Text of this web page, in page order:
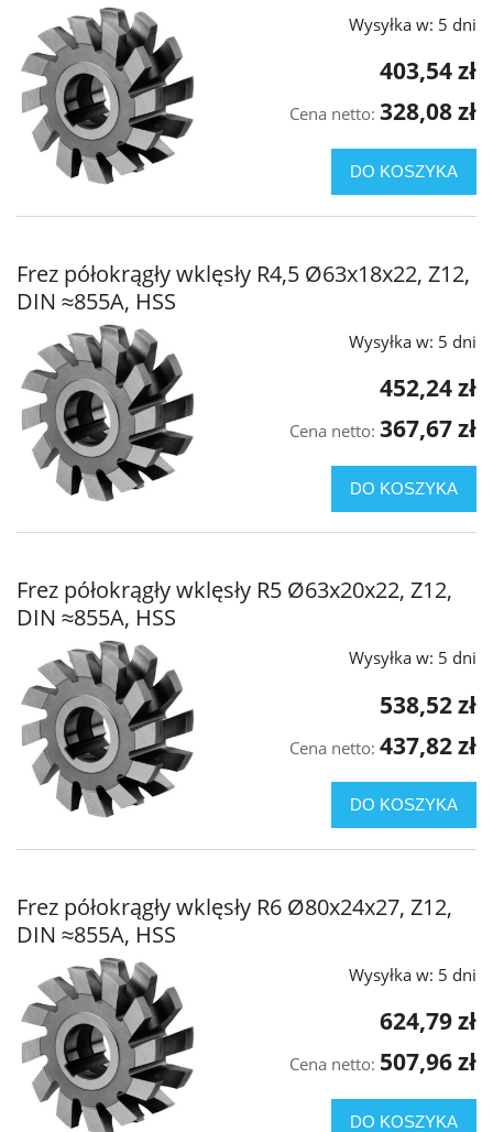
Wysyłka w: 5 dni
403,54 zł
Cena netto: 328,08 zł
DO KOSZYKA
Frez półokrągły wklęsły R4,5 Ø63x18x22, Z12,
DIN ≈855A, HSS
Wysyłka w: 5 dni
452,24 zł
Cena netto: 367,67 zł
DO KOSZYKA
Frez półokrągły wklęsły R5 Ø63x20x22, Z12,
DIN ≈855A, HSS
Wysyłka w: 5 dni
538,52 zł
Cena netto: 437,82 zł
DO KOSZYKA
Frez półokrągły wklęsły R6 Ø80x24x27, Z12,
DIN ≈855A, HSS
Wysyłka w: 5 dni
624,79 zł
Cena netto: 507,96 zł
DO KOSZYKA